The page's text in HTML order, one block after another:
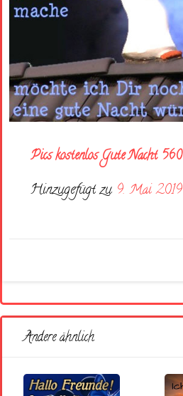
Pics kostenlos Gute Nacht 560
Hinzugefügt zu 9. Mai 2019
Andere ähnlich